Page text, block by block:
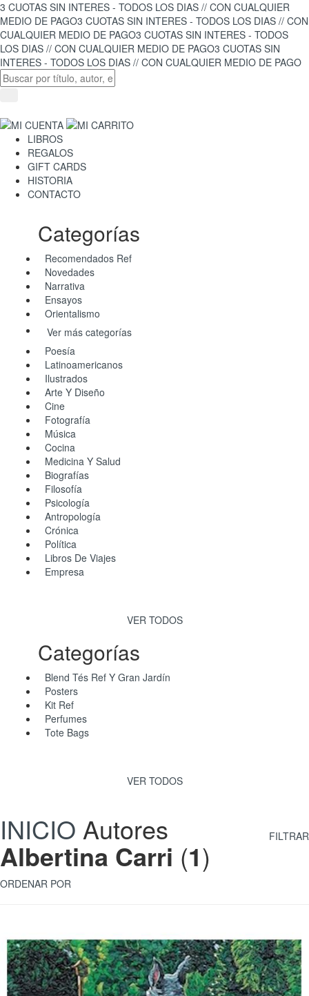
3 CUOTAS SIN INTERES - TODOS LOS DIAS // CON CUALQUIER
MEDIO DE PAGO3 CUOTAS SIN INTERES - TODOS LOS DIAS // CON
CUALQUIER MEDIO DE PAGO3 CUOTAS SIN INTERES - TODOS
LOS DIAS // CON CUALQUIER MEDIO DE PAGO3 CUOTAS SIN
INTERES - TODOS LOS DIAS // CON CUALQUIER MEDIO DE PAGO
LIBROS
REGALOS
GIFT CARDS
HISTORIA
CONTACTO
Categorías
Recomendados Ref
Novedades
Narrativa
Ensayos
Orientalismo
Ver más categorías
Poesía
Latinoamericanos
Ilustrados
Arte Y Diseño
Cine
Fotografía
Música
Cocina
Medicina Y Salud
Biografías
Filosofía
Psicología
Antropología
Crónica
Política
Libros De Viajes
Empresa
VER TODOS
Categorías
Blend Tés Ref Y Gran Jardín
Posters
Kit Ref
Perfumes
Tote Bags
VER TODOS
FILTRAR
INICIO Autores
Albertina Carri (1)
ORDENAR POR